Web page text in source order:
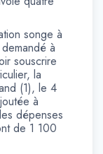
songe à
à
souscrire
la
(1), le 4
à
dépenses
de 1 100